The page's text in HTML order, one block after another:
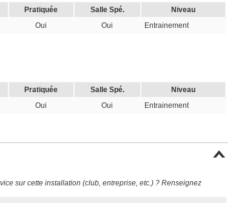
Pratiquée Salle Spé.
Niveau
Oui Oui Entrainement
Pratiquée Salle Spé.
Niveau
Oui Oui Entrainement
sur cette installation (club, entreprise, etc.) ? Renseignez